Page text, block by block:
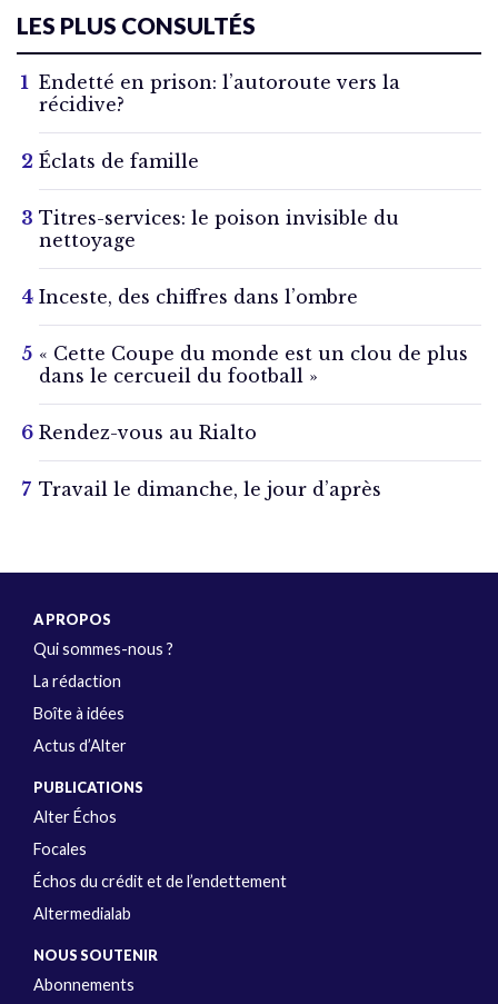
LES PLUS CONSULTÉS
Endetté en prison: l’autoroute vers la
récidive?
Éclats de famille
Titres-services: le poison invisible du
nettoyage
Inceste, des chiffres dans l’ombre
« Cette Coupe du monde est un clou de plus
dans le cercueil du football »
Rendez-vous au Rialto
Travail le dimanche, le jour d’après
A PROPOS
Qui sommes-nous ?
La rédaction
Boîte à idées
Actus d’Alter
PUBLICATIONS
Alter Échos
Focales
Échos du crédit et de l’endettement
Altermedialab
NOUS SOUTENIR
Abonnements